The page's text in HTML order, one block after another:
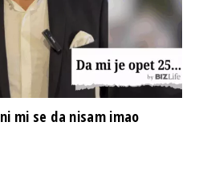
mi se da nisam imao